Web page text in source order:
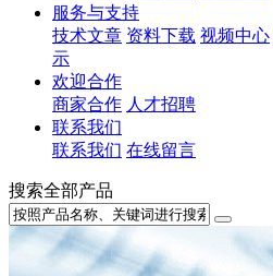
服务与支持
技术文章 资料下载 视频中心
示
欢迎合作
商家合作 人才招聘
联系我们
联系我们 在线留言
搜索全部产品